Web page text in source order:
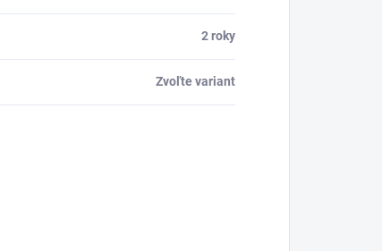
2 roky
Zvoľte variant